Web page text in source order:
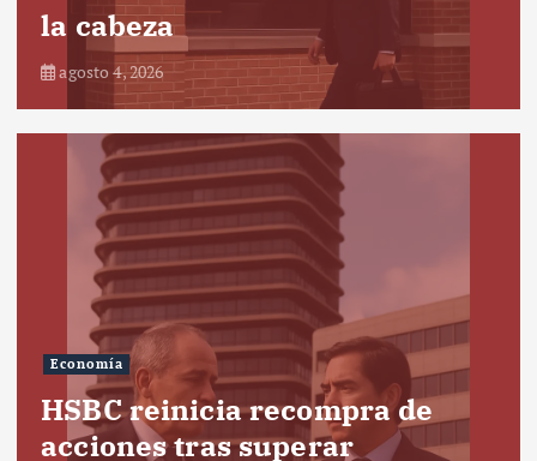
la cabeza
agosto 4, 2026
Economía
HSBC reinicia recompra de
acciones tras superar